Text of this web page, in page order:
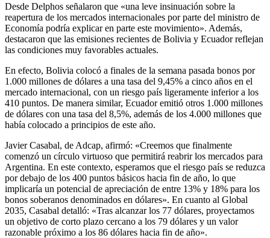
Desde Delphos señalaron que «una leve insinuación sobre la
reapertura de los mercados internacionales por parte del ministro de
Economía podría explicar en parte este movimiento». Además,
destacaron que las emisiones recientes de Bolivia y Ecuador reflejan
las condiciones muy favorables actuales.
En efecto, Bolivia colocó a finales de la semana pasada bonos por
1.000 millones de dólares a una tasa del 9,45% a cinco años en el
mercado internacional, con un riesgo país ligeramente inferior a los
410 puntos. De manera similar, Ecuador emitió otros 1.000 millones
de dólares con una tasa del 8,5%, además de los 4.000 millones que
había colocado a principios de este año.
Javier Casabal, de Adcap, afirmó: «Creemos que finalmente
comenzó un círculo virtuoso que permitirá reabrir los mercados para
Argentina. En este contexto, esperamos que el riesgo país se reduzca
por debajo de los 400 puntos básicos hacia fin de año, lo que
implicaría un potencial de apreciación de entre 13% y 18% para los
bonos soberanos denominados en dólares». En cuanto al Global
2035, Casabal detalló: «Tras alcanzar los 77 dólares, proyectamos
un objetivo de corto plazo cercano a los 79 dólares y un valor
razonable próximo a los 86 dólares hacia fin de año».